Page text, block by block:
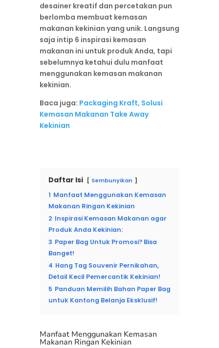
desainer kreatif dan percetakan pun
berlomba membuat kemasan
makanan kekinian yang unik. Langsung
saja intip 6 inspirasi kemasan
makanan ini untuk produk Anda, tapi
sebelumnya ketahui dulu manfaat
menggunakan kemasan makanan
kekinian.
Baca juga: Packaging Kraft, Solusi
Kemasan Makanan Take Away
Kekinian
Daftar Isi Sembunyikan
1 Manfaat Menggunakan Kemasan
Makanan Ringan Kekinian
2 Inspirasi Kemasan Makanan agar
Produk Anda Kekinian:
3 Paper Bag Untuk Promosi? Bisa
Banget!
4 Hang Tag Souvenir Pernikahan,
Detail Kecil Pemercantik Kekinian!
5 Panduan Memilih Bahan Paper Bag
untuk Kantong Belanja Eksklusif!
Manfaat Menggunakan Kemasan
Makanan Ringan Kekinian